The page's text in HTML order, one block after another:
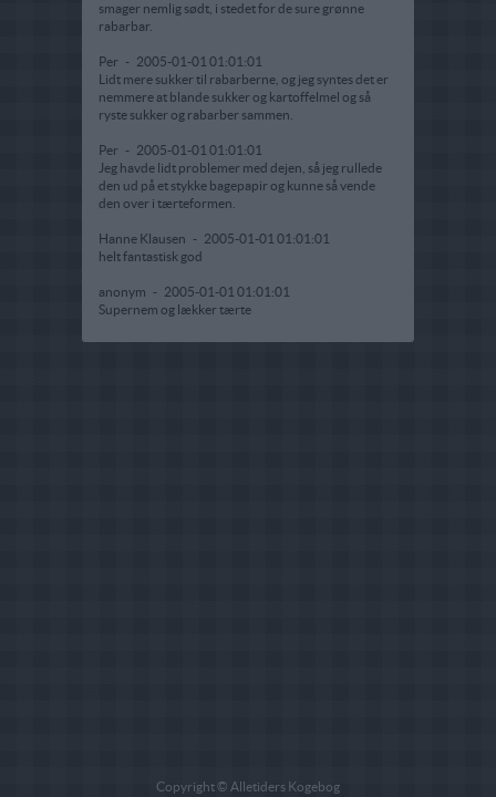
smager nemlig sødt, i stedet for de sure grønne
rabarbar.
Per - 2005-01-01 01:01:01
Lidt mere sukker til rabarberne, og jeg syntes det er
nemmere at blande sukker og kartoffelmel og så
ryste sukker og rabarber sammen.
Per - 2005-01-01 01:01:01
Jeg havde lidt problemer med dejen, så jeg rullede
den ud på et stykke bagepapir og kunne så vende
den over i tærteformen.
Hanne Klausen - 2005-01-01 01:01:01
helt fantastisk god
anonym - 2005-01-01 01:01:01
Supernem og lækker tærte
Copyright © Alletiders Kogebog